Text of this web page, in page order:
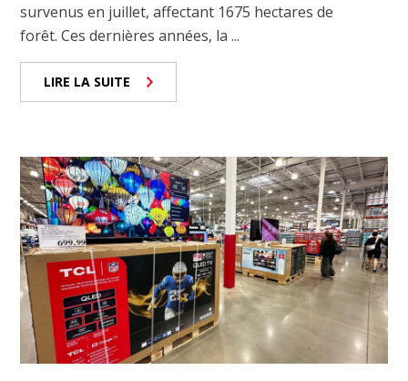
survenus en juillet, affectant 1675 hectares de
forêt. Ces dernières années, la ...
LIRE LA SUITE